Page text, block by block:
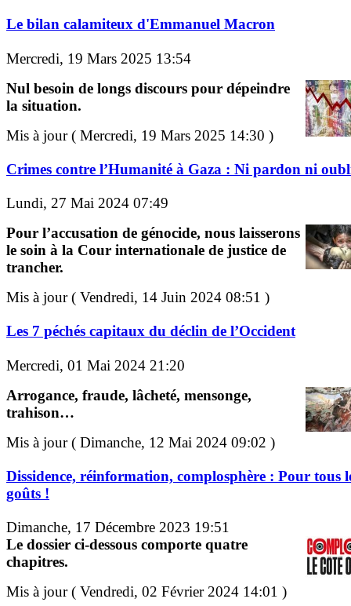
Le bilan calamiteux d'Emmanuel Macron
Mercredi, 19 Mars 2025 13:54
Nul besoin de longs discours pour dépeindre
la situation.
Mis à jour ( Mercredi, 19 Mars 2025 14:30 )
Crimes contre l’Humanité à Gaza : Ni pardon ni
Lundi, 27 Mai 2024 07:49
Pour l’accusation de génocide, nous laisserons
le soin à la Cour internationale de justice de
trancher.
Mis à jour ( Vendredi, 14 Juin 2024 08:51 )
Les 7 péchés capitaux du déclin de l’Occident
Mercredi, 01 Mai 2024 21:20
Arrogance, fraude, lâcheté, mensonge,
trahison…
Mis à jour ( Dimanche, 12 Mai 2024 09:02 )
Dissidence, réinformation, complosphère : Pour tous
goûts !
Dimanche, 17 Décembre 2023 19:51
Le dossier ci-dessous comporte quatre
chapitres.
Mis à jour ( Vendredi, 02 Février 2024 14:01 )